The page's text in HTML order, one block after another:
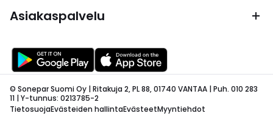
Asiakaspalvelu
© Sonepar Suomi Oy | Ritakuja 2, PL 88, 01740 VANTAA | Puh. 010 283
11 | Y-tunnus: 0213785-2
TietosuojaEvästeiden hallintaEvästeetMyyntiehdot